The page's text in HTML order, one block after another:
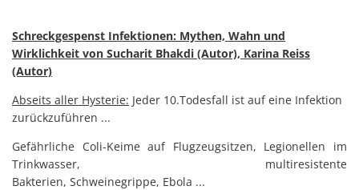
Schreckgespenst Infektionen: Mythen, Wahn und
Wirklichkeit von Sucharit Bhakdi (Autor), Karina Reiss
(Autor)
Abseits aller Hysterie: Jeder 10.Todesfall ist auf eine Infektion
zurückzuführen ...
Gefährliche Coli-Keime auf Flugzeugsitzen, Legionellen im
Trinkwasser, multiresistente
Bakterien, Schweinegrippe, Ebola ...